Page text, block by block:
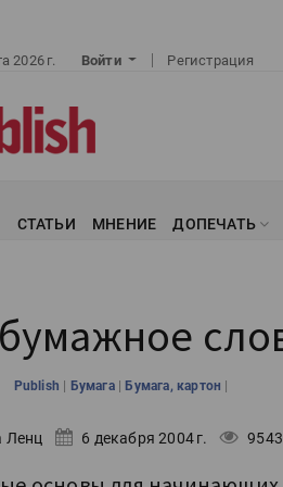
2026 г. Войти Регистрация
СТАТЬИ МНЕНИЕ ДОПЕЧАТЬ
Publish | Бумага |Бумага, картон |
Ленц 6 декабря 2004 г. 9543